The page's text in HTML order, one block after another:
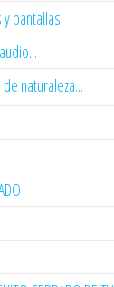
pantallas
naturaleza...